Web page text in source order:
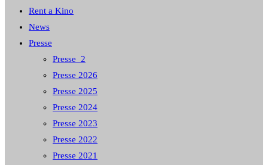
Rent a Kino
News
Presse
Presse_2
Presse 2026
Presse 2025
Presse 2024
Presse 2023
Presse 2022
Presse 2021